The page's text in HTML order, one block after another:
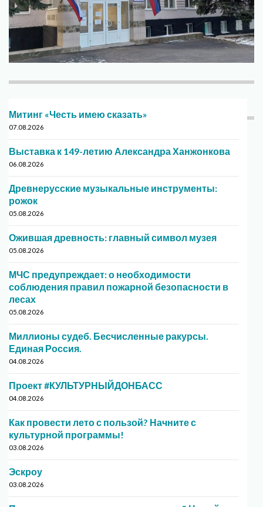
Митинг «Честь имею сказать»
07.08.2026
Выставка к 149-летию Александра Ханжонкова
06.08.2026
Древнерусские музыкальные инструменты:
рожок
05.08.2026
Ожившая древность: главный символ музея
05.08.2026
МЧС предупреждает: о необходимости
соблюдения правил пожарной безопасности в
лесах
05.08.2026
Миллионы судеб. Бесчисленные ракурсы.
Единая Россия.
04.08.2026
Проект #КУЛЬТУРНЫЙДОНБАСС
04.08.2026
Как провести лето с пользой? Начните с
культурной программы!
03.08.2026
Эскроу
03.08.2026